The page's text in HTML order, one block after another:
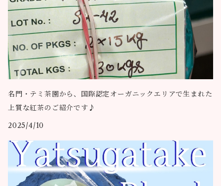
名門・テミ茶園から、国際認定オーガニックエリアで生まれた
上質な紅茶のご紹介です♪
2025/4/10